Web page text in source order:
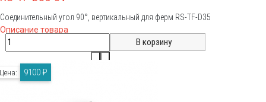
Соединительный угол 90°, вертикальный для ферм RS-TF-D35
Описание товара
Цена: 9100 ₽